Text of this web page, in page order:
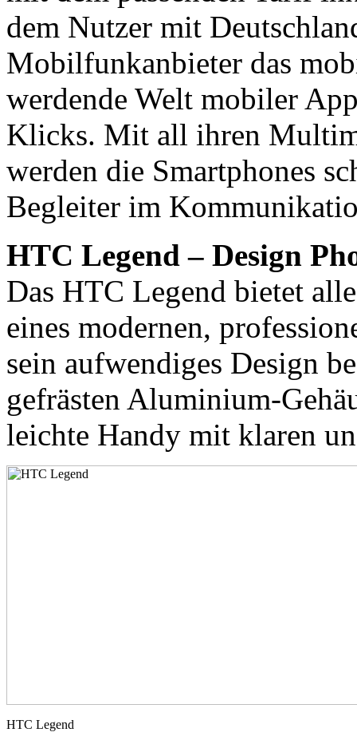
dem Nutzer mit
Mobilfunkanbieter das
werdende Welt mobiler
Klicks. Mit all ihren
werden die Smartphones
Begleiter im
HTC Legend – Design
Das HTC Legend bietet
eines modernen,
sein aufwendiges Design
gefrästen Aluminium-
leichte Handy mit klaren
HTC Legend